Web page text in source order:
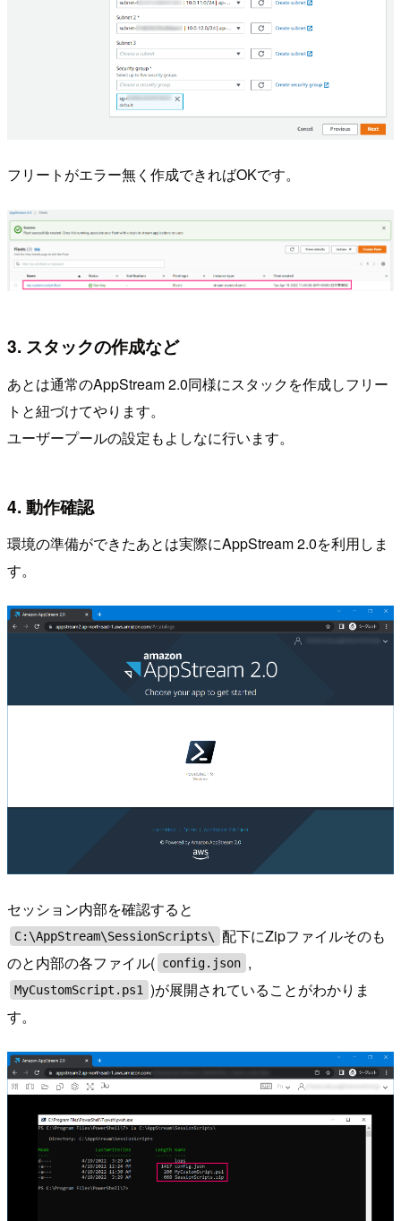
フリートがエラー無く作成できればOKです。
3. スタックの作成など
あとは通常のAppStream 2.0同様にスタックを作成しフリー
トと紐づけてやります。
ユーザープールの設定もよしなに行います。
4. 動作確認
環境の準備ができたあとは実際にAppStream 2.0を利用しま
す。
セッション内部を確認すると
C:\AppStream\SessionScripts\
配下にZipファイルそのも
のと内部の各ファイル( config.json ,
MyCustomScript.ps1
)が展開されていることがわかりま
す。